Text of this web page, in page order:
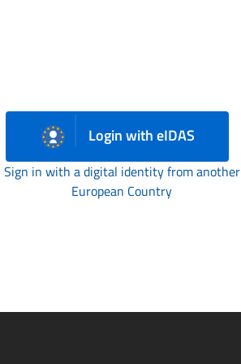
Login with eIDAS
Sign in with a digital identity from another
European Country